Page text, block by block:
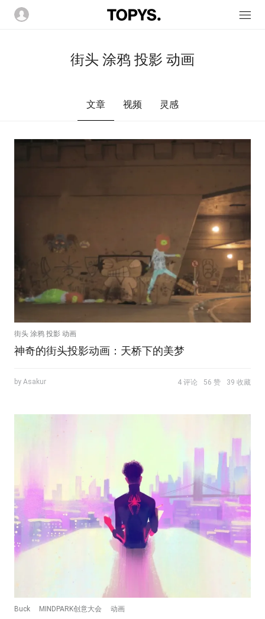
街头 涂鸦 投影 动画
文章 视频 灵感
街头 涂鸦 投影 动画
神奇的街头投影动画：天桥下的美梦
by Asakur 4 评论 56 赞 39 收藏
Buck MINDPARK创意大会 动画